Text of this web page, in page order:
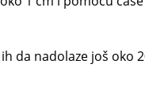
da nadolaze još oko